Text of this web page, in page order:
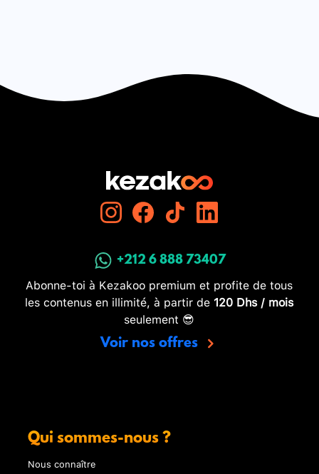
+212 6 888 73407
Abonne-toi à Kezakoo premium et profite de tous
les contenus en illimité, à partir de 120 Dhs / mois
seulement 😎
Voir nos offres
Qui sommes-nous ?
Nous connaître